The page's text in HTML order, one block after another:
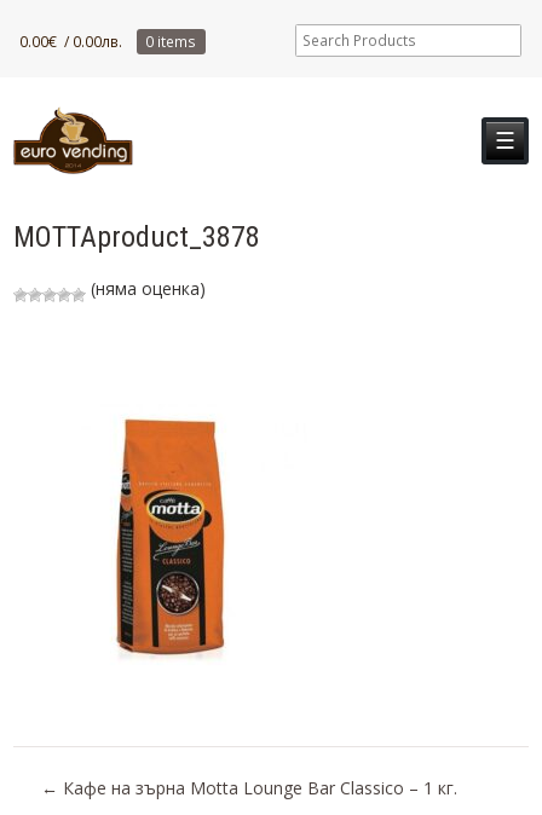
0.00€ / 0.00лв. 0 items
☰
МОТТАproduct_3878
(няма оценка)
← Кафе на зърна Motta Lounge Bar Classico – 1 кг.